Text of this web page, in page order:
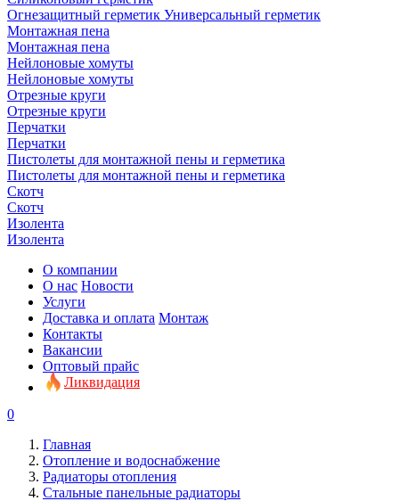
Огнезащитный герметик Универсальный герметик
Монтажная пена
Монтажная пена
Нейлоновые хомуты
Нейлоновые хомуты
Отрезные круги
Отрезные круги
Перчатки
Перчатки
Пистолеты для монтажной пены и герметика
Пистолеты для монтажной пены и герметика
Скотч
Скотч
Изолента
Изолента
О компании
О нас Новости
Услуги
Доставка и оплата Монтаж
Контакты
Вакансии
Оптовый прайс
Ликвидация
0
Главная
Отопление и водоснабжение
Радиаторы отопления
Стальные панельные радиаторы